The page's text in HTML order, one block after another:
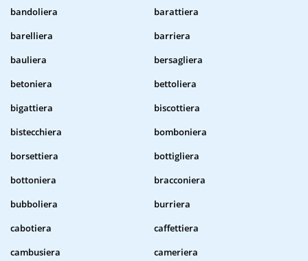
bandoliera
barattiera
barelliera
barriera
bauliera
bersagliera
betoniera
bettoliera
bigattiera
biscottiera
bistecchiera
bomboniera
borsettiera
bottigliera
bottoniera
bracconiera
bubboliera
burriera
cabotiera
caffettiera
cambusiera
cameriera